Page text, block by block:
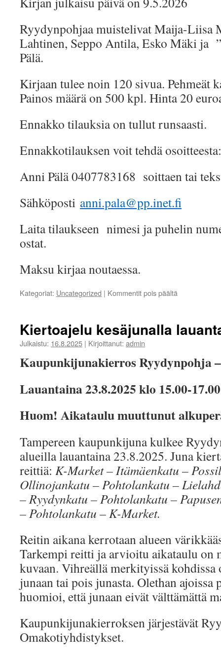
Ryydynpohjaa muistelivat Maija-Liisa
Lahtinen, Seppo Antila, Esko Mäki ja
Pälä.
Kirjaan tulee noin 120 sivua. Pehmeät
Painos määrä on 500 kpl. Hinta 20
Ennakko tilauksia on tullut runsaasti.
Ennakkotilauksen voit tehdä osoitteesta:
Anni Pälä 0407783168 soittaen tai
Sähköposti anni.pala@pp.inet.fi
Laita tilaukseen nimesi ja puhelin
ostat.
Maksu kirjaa noutaessa.
Kategoriat: Uncategorized | Kommentit pois päältä
LIELAHTEA
Kiertoajelu kesäjunalla
Julkaistu: 16.8.2025 | Kirjoittanut: admin
Kaupunkijunakierros Ryydynpohja
Lauantaina 23.8.2025 klo 15.00-17.00
Huom! Aikataulu muuttunut
Tampereen kaupunkijuna kulkee
alueilla lauantaina 23.8.2025. Juna
reittiä: K-Market – Itämäenkatu –
Ollinojankatu – Pohtolankatu –
– Ryydynkatu – Pohtolankatu –
– Pohtolankatu – K-Market.
Reitin aikana kerrotaan alueen
Tarkempi reitti ja arvioitu aikataulu on
kuvaan. Vihreällä merkityissä kohdissa
junaan tai pois junasta. Olethan ajoissa
huomioi, että junaan eivät välttämättä
Kaupunkijunakierroksen järjestävät
Omakotiyhdistykset.